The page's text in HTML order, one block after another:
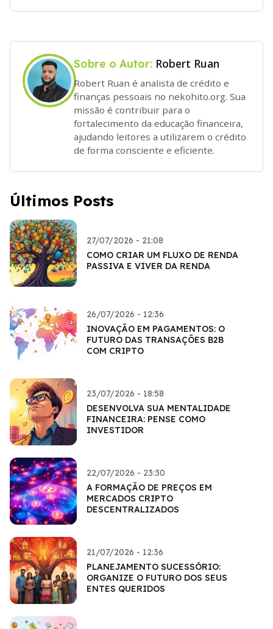
Sobre o Autor: Robert Ruan
Robert Ruan é analista de crédito e
finanças pessoais no nekohito.org. Sua
missão é contribuir para o
fortalecimento da educação financeira,
ajudando leitores a utilizarem o crédito
de forma consciente e eficiente.
Últimos Posts
27/07/2026 - 21:08
COMO CRIAR UM FLUXO DE RENDA
PASSIVA E VIVER DA RENDA
26/07/2026 - 12:36
INOVAÇÃO EM PAGAMENTOS: O
FUTURO DAS TRANSAÇÕES B2B
COM CRIPTO
23/07/2026 - 18:58
DESENVOLVA SUA MENTALIDADE
FINANCEIRA: PENSE COMO
INVESTIDOR
22/07/2026 - 23:30
A FORMAÇÃO DE PREÇOS EM
MERCADOS CRIPTO
DESCENTRALIZADOS
21/07/2026 - 12:36
PLANEJAMENTO SUCESSÓRIO:
ORGANIZE O FUTURO DOS SEUS
ENTES QUERIDOS